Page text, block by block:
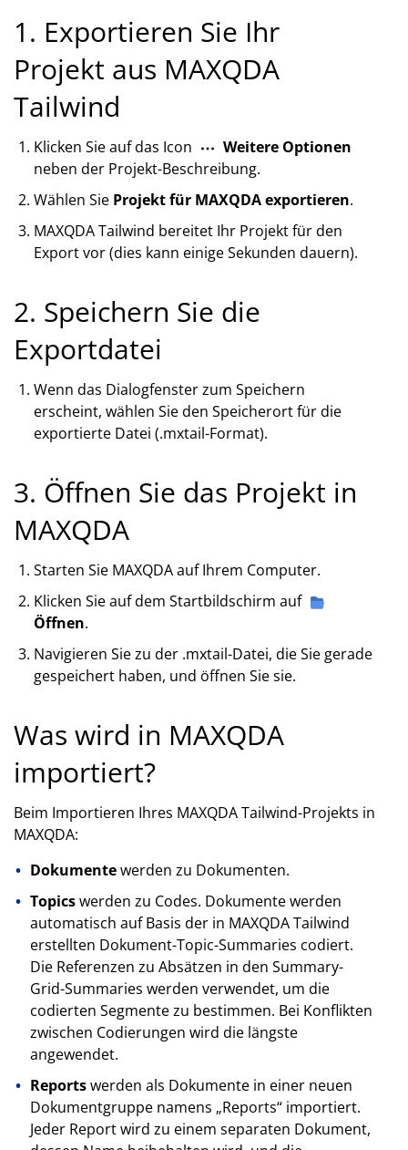
1. Exportieren Sie Ihr
Projekt aus MAXQDA
Tailwind
Klicken Sie auf das Icon
Weitere Optionen
neben der Projekt-Beschreibung.
Wählen Sie Projekt für MAXQDA exportieren.
MAXQDA Tailwind bereitet Ihr Projekt für den
Export vor (dies kann einige Sekunden dauern).
2. Speichern Sie die
Exportdatei
Wenn das Dialogfenster zum Speichern
erscheint, wählen Sie den Speicherort für die
exportierte Datei (.mxtail-Format).
3. Öffnen Sie das Projekt in
MAXQDA
Starten Sie MAXQDA auf Ihrem Computer.
Klicken Sie auf dem Startbildschirm auf
Öffnen.
Navigieren Sie zu der .mxtail-Datei, die Sie gerade
gespeichert haben, und öffnen Sie sie.
Was wird in MAXQDA
importiert?
Beim Importieren Ihres MAXQDA Tailwind-Projekts in
MAXQDA:
Dokumentewerden zu Dokumenten.
Topicswerden zu Codes. Dokumente werden
automatisch auf Basis der in MAXQDA Tailwind
erstellten Dokument-Topic-Summaries codiert.
Die Referenzen zu Absätzen in den Summary-
Grid-Summaries werden verwendet, um die
codierten Segmente zu bestimmen. Bei Konflikten
zwischen Codierungen wird die längste
angewendet.
Reportswerden als Dokumente in einer neuen
Dokumentgruppe namens „Reports“ importiert.
Jeder Report wird zu einem separaten Dokument,